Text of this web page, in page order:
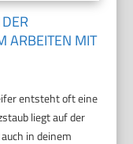
ARBEITEN MIT
entsteht oft eine
liegt auf der
in deinem